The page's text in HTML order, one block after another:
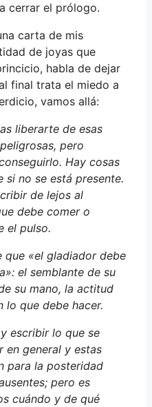
cerrar el prólogo.
carta de mis
de joyas que
habla de dejar
final trata el miedo a
vamos allá:
liberarte de esas
pero
Hay cosas
si no se está presente.
de lejos al
debe comer o
el pulso.
«el gladiador debe
el semblante de su
su mano, la actitud
lo que debe hacer.
escribir lo que se
en general y estas
para la posteridad
pero es
cuándo y de qué